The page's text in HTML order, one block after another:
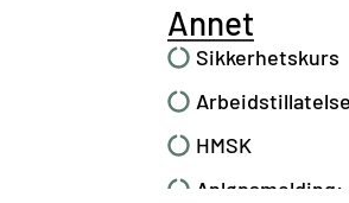
Annet
Sikkerhetskurs
HMSK